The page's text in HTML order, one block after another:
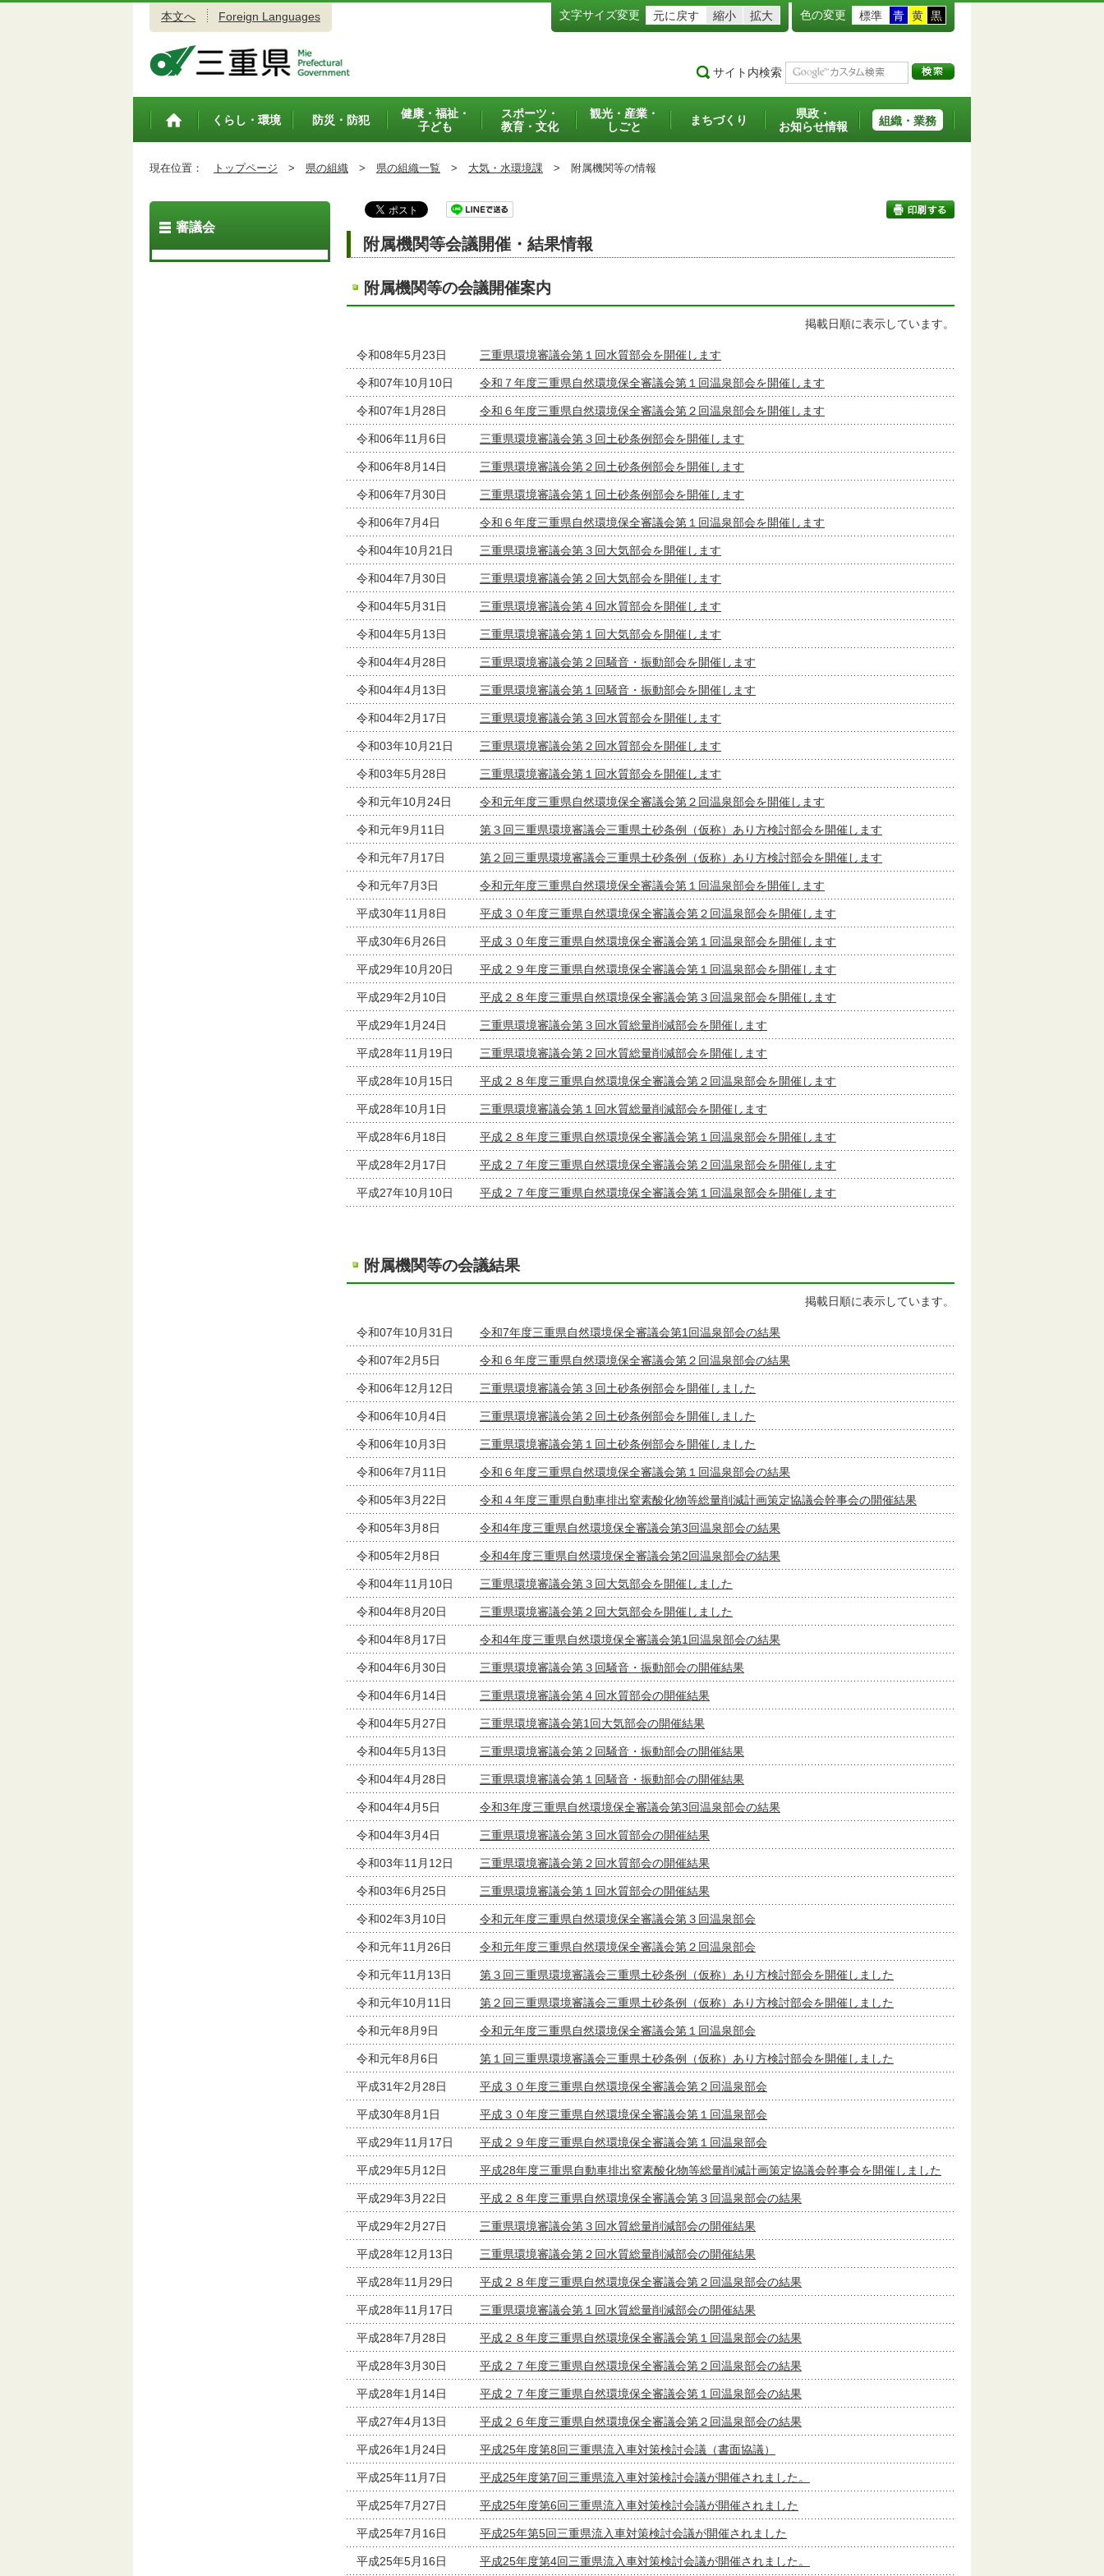
本文へ Foreign Languages 文字サイズ変更 元に戻す 縮小 拡大 色の変更 標準 青 黄 黒
サイト内検索
トップペ
くらし・環境 防災・防犯
健康・福祉・
子ども
スポーツ・
教育・文化
観光・産業・
しごと
まちづくり
県政・
お知らせ情報
組織・業務
現在位置： トップページ > 県の組織 > 県の組織一覧 > 大気・水環境課 > 附属機関等の情報
附属機関等会議開催・結果情報
附属機関等の会議開催案内
掲載日順に表示しています。
令和08年5月23日 三重県環境審議会第１回水質部会を開催します
令和07年10月10日 令和７年度三重県自然環境保全審議会第１回温泉部会を開催します
令和07年1月28日 令和６年度三重県自然環境保全審議会第２回温泉部会を開催します
令和06年11月6日 三重県環境審議会第３回土砂条例部会を開催します
令和06年8月14日 三重県環境審議会第２回土砂条例部会を開催します
令和06年7月30日 三重県環境審議会第１回土砂条例部会を開催します
令和06年7月4日 令和６年度三重県自然環境保全審議会第１回温泉部会を開催します
令和04年10月21日 三重県環境審議会第３回大気部会を開催します
令和04年7月30日 三重県環境審議会第２回大気部会を開催します
令和04年5月31日 三重県環境審議会第４回水質部会を開催します
令和04年5月13日 三重県環境審議会第１回大気部会を開催します
令和04年4月28日 三重県環境審議会第２回騒音・振動部会を開催します
令和04年4月13日 三重県環境審議会第１回騒音・振動部会を開催します
令和04年2月17日 三重県環境審議会第３回水質部会を開催します
令和03年10月21日 三重県環境審議会第２回水質部会を開催します
令和03年5月28日 三重県環境審議会第１回水質部会を開催します
令和元年10月24日 令和元年度三重県自然環境保全審議会第２回温泉部会を開催します
令和元年9月11日 第３回三重県環境審議会三重県土砂条例（仮称）あり方検討部会を開催します
令和元年7月17日 第２回三重県環境審議会三重県土砂条例（仮称）あり方検討部会を開催します
令和元年7月3日 令和元年度三重県自然環境保全審議会第１回温泉部会を開催します
平成30年11月8日 平成３０年度三重県自然環境保全審議会第２回温泉部会を開催します
平成30年6月26日 平成３０年度三重県自然環境保全審議会第１回温泉部会を開催します
平成29年10月20日 平成２９年度三重県自然環境保全審議会第１回温泉部会を開催します
平成29年2月10日 平成２８年度三重県自然環境保全審議会第３回温泉部会を開催します
平成29年1月24日 三重県環境審議会第３回水質総量削減部会を開催します
平成28年11月19日 三重県環境審議会第２回水質総量削減部会を開催します
平成28年10月15日 平成２８年度三重県自然環境保全審議会第２回温泉部会を開催します
平成28年10月1日 三重県環境審議会第１回水質総量削減部会を開催します
平成28年6月18日 平成２８年度三重県自然環境保全審議会第１回温泉部会を開催します
平成28年2月17日 平成２７年度三重県自然環境保全審議会第２回温泉部会を開催します
平成27年10月10日 平成２７年度三重県自然環境保全審議会第１回温泉部会を開催します
附属機関等の会議結果
掲載日順に表示しています。
令和07年10月31日 令和7年度三重県自然環境保全審議会第1回温泉部会の結果
令和07年2月5日 令和６年度三重県自然環境保全審議会第２回温泉部会の結果
令和06年12月12日 三重県環境審議会第３回土砂条例部会を開催しました
令和06年10月4日 三重県環境審議会第２回土砂条例部会を開催しました
令和06年10月3日 三重県環境審議会第１回土砂条例部会を開催しました
令和06年7月11日 令和６年度三重県自然環境保全審議会第１回温泉部会の結果
令和05年3月22日 令和４年度三重県自動車排出窒素酸化物等総量削減計画策定協議会幹事会の開催結果
令和05年3月8日 令和4年度三重県自然環境保全審議会第3回温泉部会の結果
令和05年2月8日 令和4年度三重県自然環境保全審議会第2回温泉部会の結果
令和04年11月10日 三重県環境審議会第３回大気部会を開催しました
令和04年8月20日 三重県環境審議会第２回大気部会を開催しました
令和04年8月17日 令和4年度三重県自然環境保全審議会第1回温泉部会の結果
令和04年6月30日 三重県環境審議会第３回騒音・振動部会の開催結果
令和04年6月14日 三重県環境審議会第４回水質部会の開催結果
令和04年5月27日 三重県環境審議会第1回大気部会の開催結果
令和04年5月13日 三重県環境審議会第２回騒音・振動部会の開催結果
令和04年4月28日 三重県環境審議会第１回騒音・振動部会の開催結果
令和04年4月5日 令和3年度三重県自然環境保全審議会第3回温泉部会の結果
令和04年3月4日 三重県環境審議会第３回水質部会の開催結果
令和03年11月12日 三重県環境審議会第２回水質部会の開催結果
令和03年6月25日 三重県環境審議会第１回水質部会の開催結果
令和02年3月10日 令和元年度三重県自然環境保全審議会第３回温泉部会
令和元年11月26日 令和元年度三重県自然環境保全審議会第２回温泉部会
令和元年11月13日 第３回三重県環境審議会三重県土砂条例（仮称）あり方検討部会を開催しました
令和元年10月11日 第２回三重県環境審議会三重県土砂条例（仮称）あり方検討部会を開催しました
令和元年8月9日 令和元年度三重県自然環境保全審議会第１回温泉部会
令和元年8月6日 第１回三重県環境審議会三重県土砂条例（仮称）あり方検討部会を開催しました
平成31年2月28日 平成３０年度三重県自然環境保全審議会第２回温泉部会
平成30年8月1日 平成３０年度三重県自然環境保全審議会第１回温泉部会
平成29年11月17日 平成２９年度三重県自然環境保全審議会第１回温泉部会
平成29年5月12日 平成28年度三重県自動車排出窒素酸化物等総量削減計画策定協議会幹事会を開催しました
平成29年3月22日 平成２８年度三重県自然環境保全審議会第３回温泉部会の結果
平成29年2月27日 三重県環境審議会第３回水質総量削減部会の開催結果
平成28年12月13日 三重県環境審議会第２回水質総量削減部会の開催結果
平成28年11月29日 平成２８年度三重県自然環境保全審議会第２回温泉部会の結果
平成28年11月17日 三重県環境審議会第１回水質総量削減部会の開催結果
平成28年7月28日 平成２８年度三重県自然環境保全審議会第１回温泉部会の結果
平成28年3月30日 平成２７年度三重県自然環境保全審議会第２回温泉部会の結果
平成28年1月14日 平成２７年度三重県自然環境保全審議会第１回温泉部会の結果
平成27年4月13日 平成２６年度三重県自然環境保全審議会第２回温泉部会の結果
平成26年1月24日 平成25年度第8回三重県流入車対策検討会議（書面協議）
平成25年11月7日 平成25年度第7回三重県流入車対策検討会議が開催されました。
平成25年7月27日 平成25年度第6回三重県流入車対策検討会議が開催されました
平成25年7月16日 平成25年第5回三重県流入車対策検討会議が開催されました
平成25年5月16日 平成25年度第4回三重県流入車対策検討会議が開催されました。
審議会